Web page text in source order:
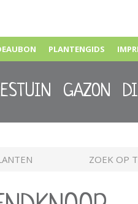
PLANTENGIDS
GAZON
ZOEK OP